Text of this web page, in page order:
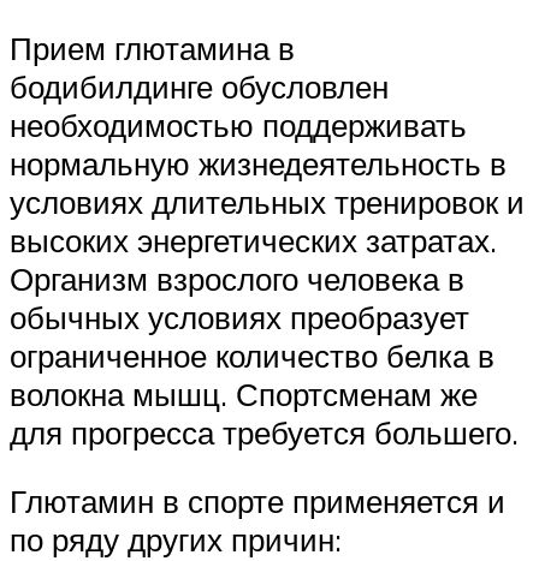
Прием глютамина в
бодибилдинге обусловлен
необходимостью поддерживать
нормальную жизнедеятельность в
условиях длительных тренировок и
высоких энергетических затратах.
Организм взрослого человека в
обычных условиях преобразует
ограниченное количество белка в
волокна мышц. Спортсменам же
для прогресса требуется большего.
Глютамин в спорте применяется и
по ряду других причин: